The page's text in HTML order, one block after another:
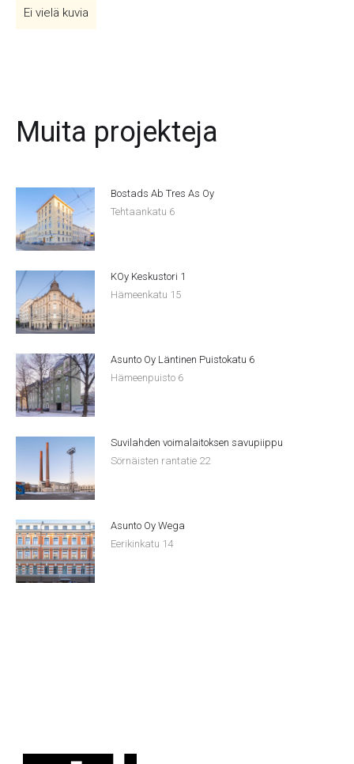
Ei vielä kuvia
Muita projekteja
Bostads Ab Tres As Oy
Tehtaankatu 6
KOy Keskustori 1
Hämeenkatu 15
Asunto Oy Läntinen Puistokatu 6
Hämeenpuisto 6
Suvilahden voimalaitoksen savupiippu
Sörnäisten rantatie 22
Asunto Oy Wega
Eerikinkatu 14